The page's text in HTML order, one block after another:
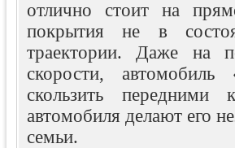
отлично стоит на
покрытия не в
траектории. Даже на
скорости,
скользить передними
автомобиля делают его
семьи.